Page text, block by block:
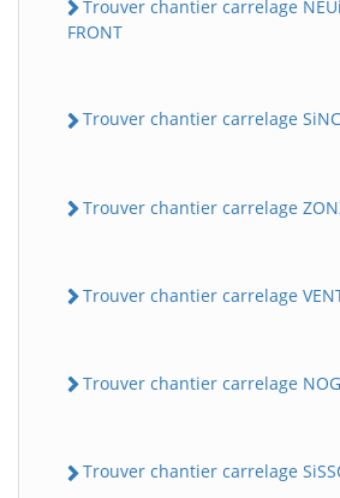
Trouver chantier carrelage
FRONT
Trouver chantier carrelage
Trouver chantier carrelage
Trouver chantier carrelage
Trouver chantier carrelage
Trouver chantier carrelage